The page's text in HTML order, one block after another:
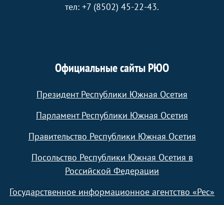
тел: +7 (8502) 45-22-43.
Официальные сайты РЮО
Президент Республики Южная Осетия
Парламент Республики Южная Осетия
Правительство Республики Южная Осетия
Посольство Республики Южная Осетия в
Российской Федерации
Государственное информационное агентство «Рес»